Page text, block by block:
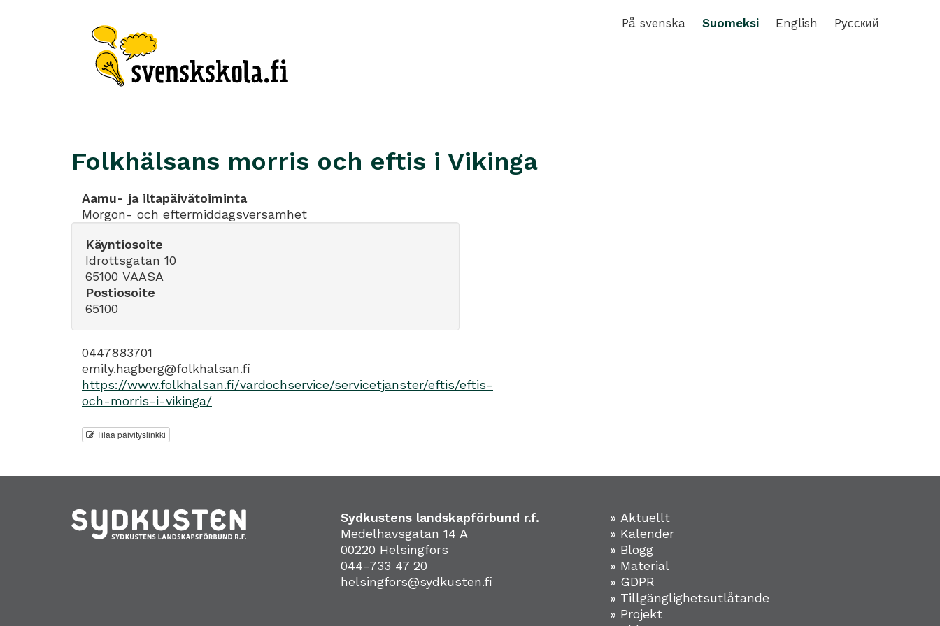
På svenska Suomeksi English Pусский
Folkhälsans morris och eftis i Vikinga
Aamu- ja iltapäivätoiminta
Morgon- och eftermiddagsversamhet
Käyntiosoite
Idrottsgatan 10
65100 VAASA
Postiosoite
65100
0447883701
emily.hagberg@folkhalsan.fi
https://www.folkhalsan.fi/vardochservice/servicetjanster/eftis/eftis-
och-morris-i-vikinga/
Tilaa päivityslinkki
Sydkustens landskapförbund r.f.
Medelhavsgatan 14 A
00220 Helsingfors
044-733 47 20
helsingfors@sydkusten.fi
» Aktuellt
» Kalender
» Blogg
» Material
» GDPR
» Tillgänglighetsutlåtande
» Projekt